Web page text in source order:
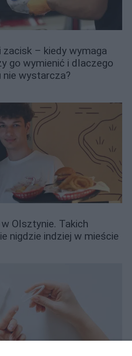
zacisk – kiedy wymaga
go wymienić i dlaczego
wystarcza?
Olsztynie. Takich
nigdzie indziej w mieście